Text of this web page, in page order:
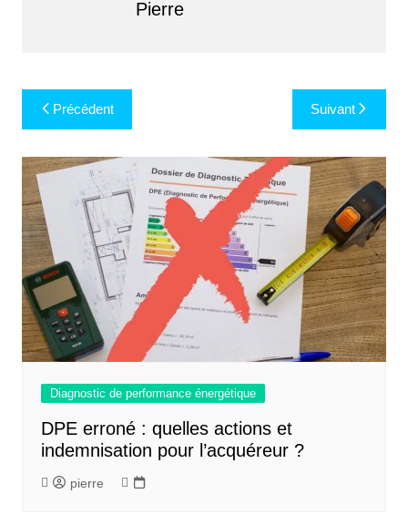
Pierre
Navigation
de
l’article
Précédent Suivant
Diagnostic de performance énergétique
DPE erroné : quelles actions et
indemnisation pour l’acquéreur ?
pierre